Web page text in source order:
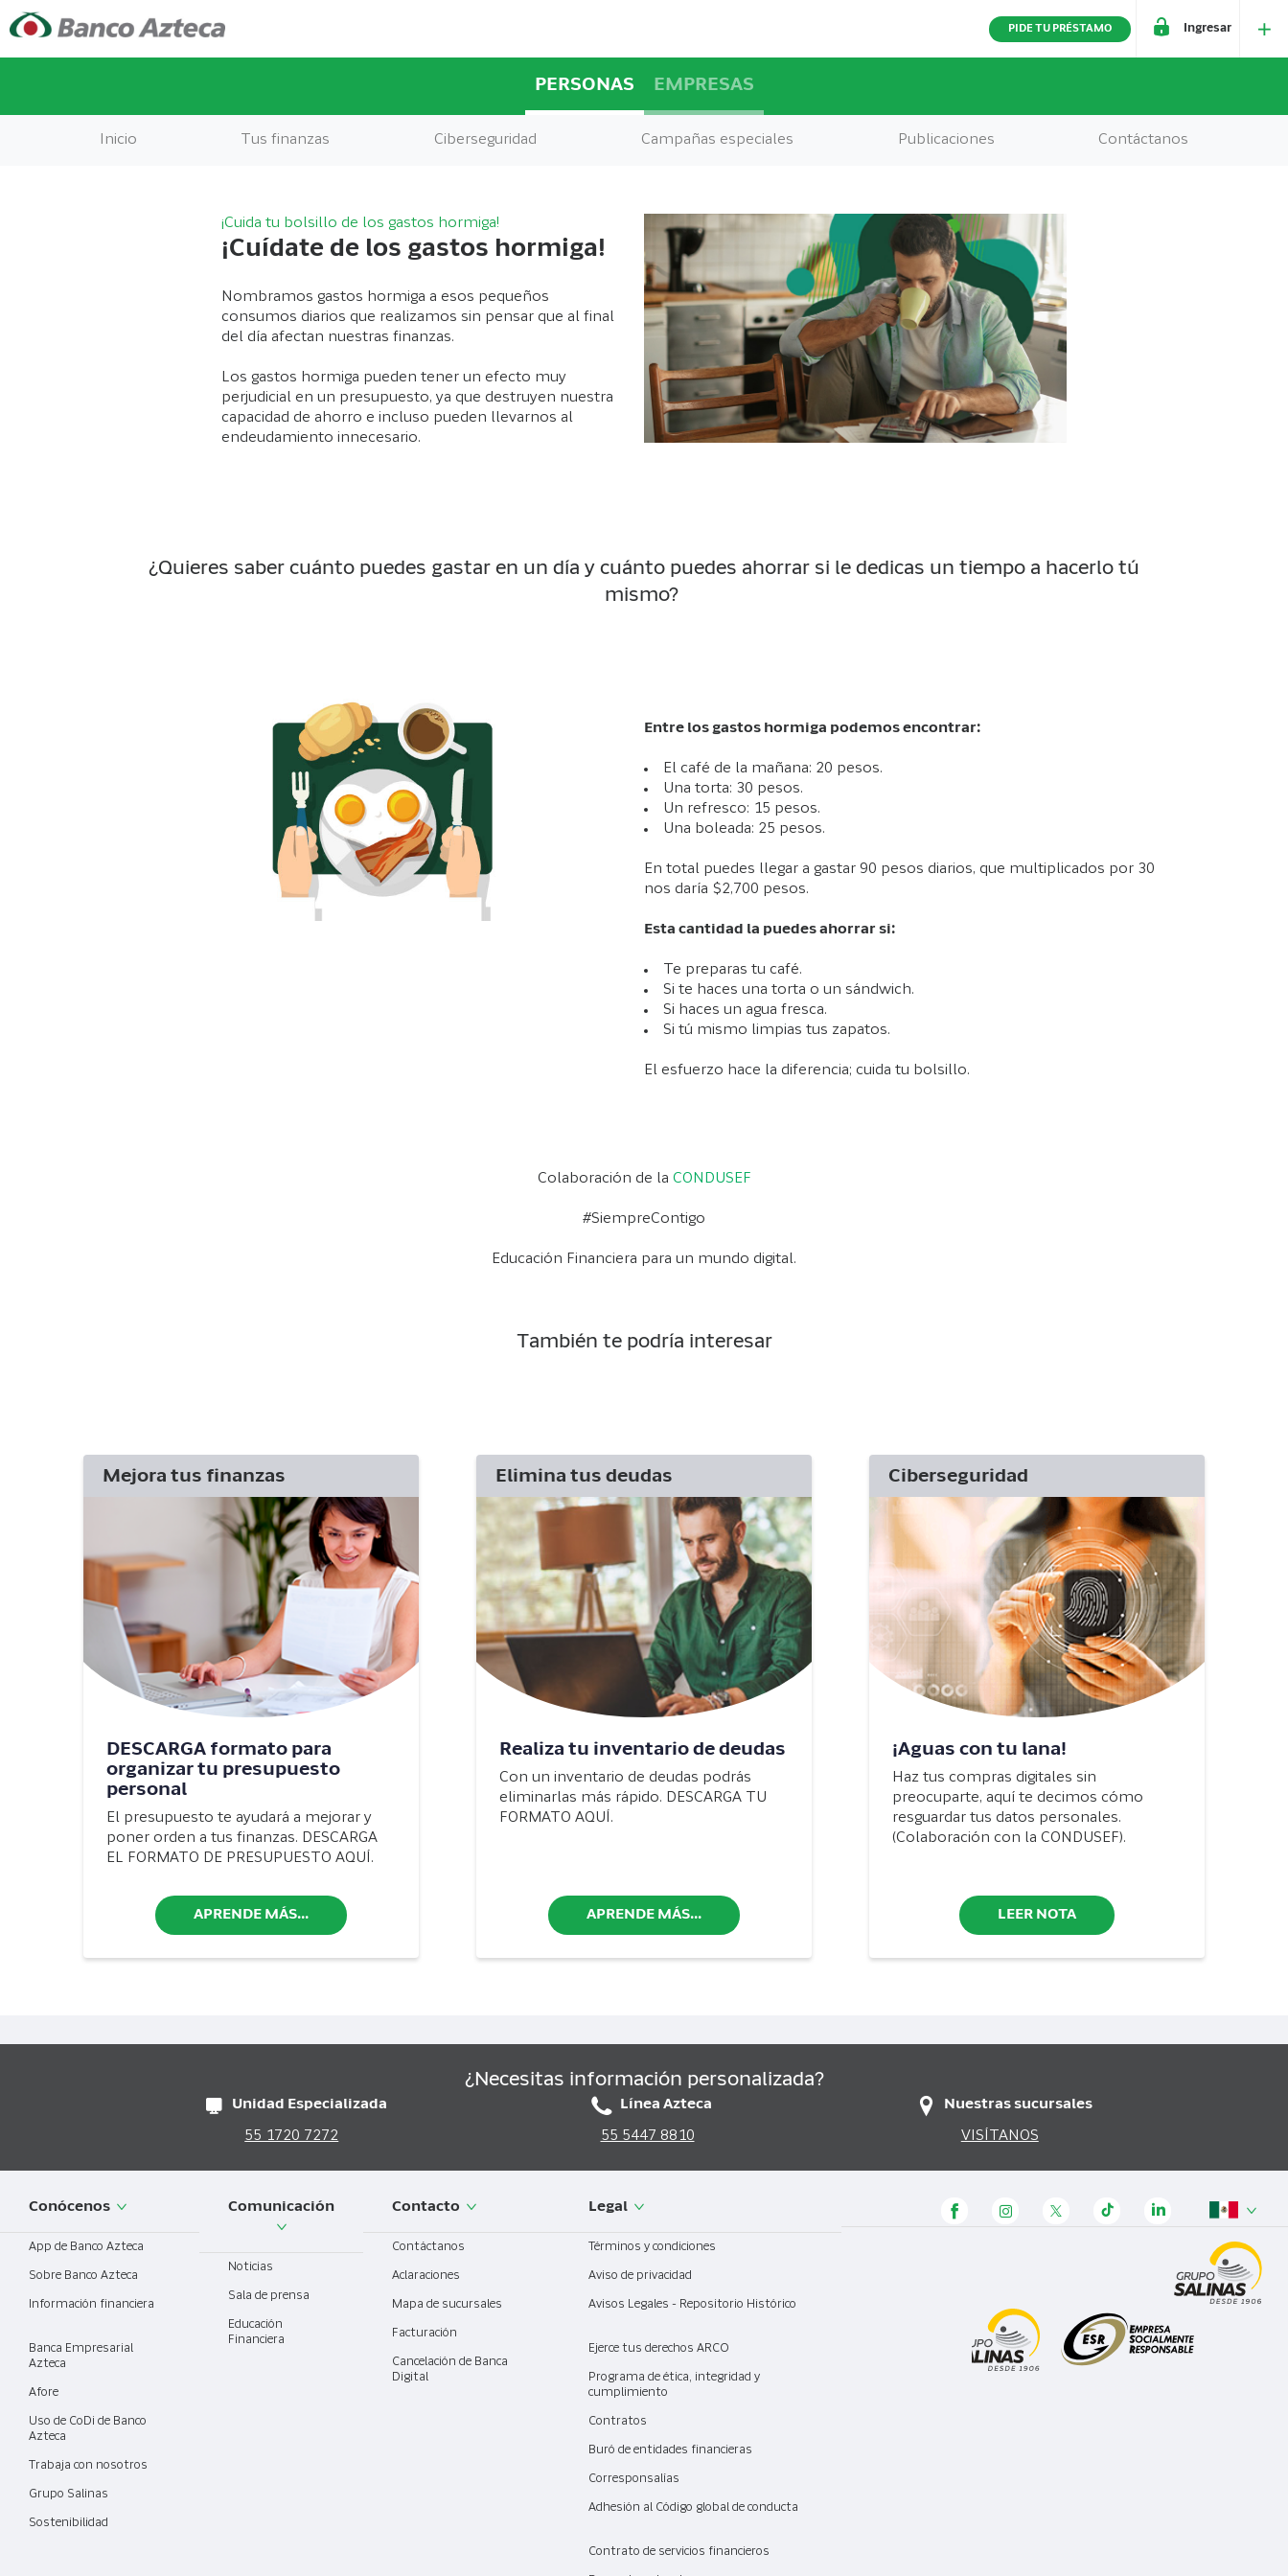
PIDE TU PRÉSTAMO Ingresar
PERSONAS EMPRESAS
Inicio Tus finanzas Ciberseguridad Campañas especiales Publicaciones Contáctanos
¡Cuida tu bolsillo de los gastos hormiga!
¡Cuídate de los gastos hormiga!
Nombramos gastos hormiga a esos pequeños
consumos diarios que realizamos sin pensar que al final
del día afectan nuestras finanzas.
Los gastos hormiga pueden tener un efecto muy
perjudicial en un presupuesto, ya que destruyen nuestra
capacidad de ahorro e incluso pueden llevarnos al
endeudamiento innecesario.
¿Quieres saber cuánto puedes gastar en un día y cuánto puedes ahorrar si le dedicas un tiempo a hacerlo tú
mismo?
Entre los gastos hormiga podemos encontrar:
El café de la mañana: 20 pesos.
Una torta: 30 pesos.
Un refresco: 15 pesos.
Una boleada: 25 pesos.
En total puedes llegar a gastar 90 pesos diarios, que multiplicados por 30
nos daría $2,700 pesos.
Esta cantidad la puedes ahorrar si:
Te preparas tu café.
Si te haces una torta o un sándwich.
Si haces un agua fresca.
Si tú mismo limpias tus zapatos.
El esfuerzo hace la diferencia; cuida tu bolsillo.
Colaboración de la CONDUSEF
#SiempreContigo
Educación Financiera para un mundo digital.
También te podría interesar
Mejora tus finanzas
DESCARGA formato para
organizar tu presupuesto
personal
El presupuesto te ayudará a mejorar y
poner orden a tus finanzas. DESCARGA
EL FORMATO DE PRESUPUESTO AQUÍ.
APRENDE MÁS...
Elimina tus deudas
Realiza tu inventario de deudas
Con un inventario de deudas podrás
eliminarlas más rápido. DESCARGA TU
FORMATO AQUÍ.
APRENDE MÁS...
Ciberseguridad
¡Aguas con tu lana!
Haz tus compras digitales sin
preocuparte, aquí te decimos cómo
resguardar tus datos personales.
(Colaboración con la CONDUSEF).
LEER NOTA
¿Necesitas información personalizada?
Unidad Especializada
55 1720 7272
Línea Azteca
55 5447 8810
Nuestras sucursales
VISÍTANOS
Conócenos
App de Banco Azteca
Sobre Banco Azteca
Información financiera
Banca Empresarial
Azteca
Afore
Uso de CoDi de Banco
Azteca
Trabaja con nosotros
Grupo Salinas
Sostenibilidad
Comunicación
Noticias
Sala de prensa
Educación
Financiera
Contacto
Contáctanos
Aclaraciones
Mapa de sucursales
Facturación
Cancelación de Banca
Digital
Legal
Términos y condiciones
Aviso de privacidad
Avisos Legales - Repositorio Histórico
Ejerce tus derechos ARCO
Programa de ética, integridad y
cumplimiento
Contratos
Buró de entidades financieras
Corresponsalías
Adhesión al Código global de conducta
Contrato de servicios financieros
Honduras